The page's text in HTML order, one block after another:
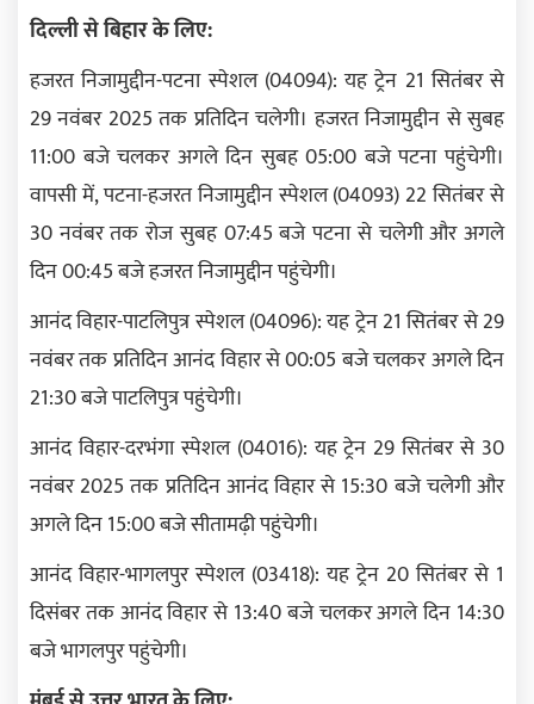
दिल्ली से बिहार के लिए:
हजरत निजामुद्दीन-पटना स्पेशल (04094): यह ट्रेन 21 सितंबर से
29 नवंबर 2025 तक प्रतिदिन चलेगी। हजरत निजामुद्दीन से सुबह
11:00 बजे चलकर अगले दिन सुबह 05:00 बजे पटना पहुंचेगी।
वापसी में, पटना-हजरत निजामुद्दीन स्पेशल (04093) 22 सितंबर से
30 नवंबर तक रोज सुबह 07:45 बजे पटना से चलेगी और अगले
दिन 00:45 बजे हजरत निजामुद्दीन पहुंचेगी।
आनंद विहार-पाटलिपुत्र स्पेशल (04096): यह ट्रेन 21 सितंबर से 29
नवंबर तक प्रतिदिन आनंद विहार से 00:05 बजे चलकर अगले दिन
21:30 बजे पाटलिपुत्र पहुंचेगी।
आनंद विहार-दरभंगा स्पेशल (04016): यह ट्रेन 29 सितंबर से 30
नवंबर 2025 तक प्रतिदिन आनंद विहार से 15:30 बजे चलेगी और
अगले दिन 15:00 बजे सीतामढ़ी पहुंचेगी।
आनंद विहार-भागलपुर स्पेशल (03418): यह ट्रेन 20 सितंबर से 1
दिसंबर तक आनंद विहार से 13:40 बजे चलकर अगले दिन 14:30
बजे भागलपुर पहुंचेगी।